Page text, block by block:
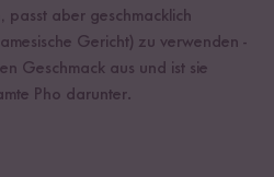
passt aber geschmacklich
Gericht) zu verwenden -
Geschmack aus und ist sie
Pho darunter.